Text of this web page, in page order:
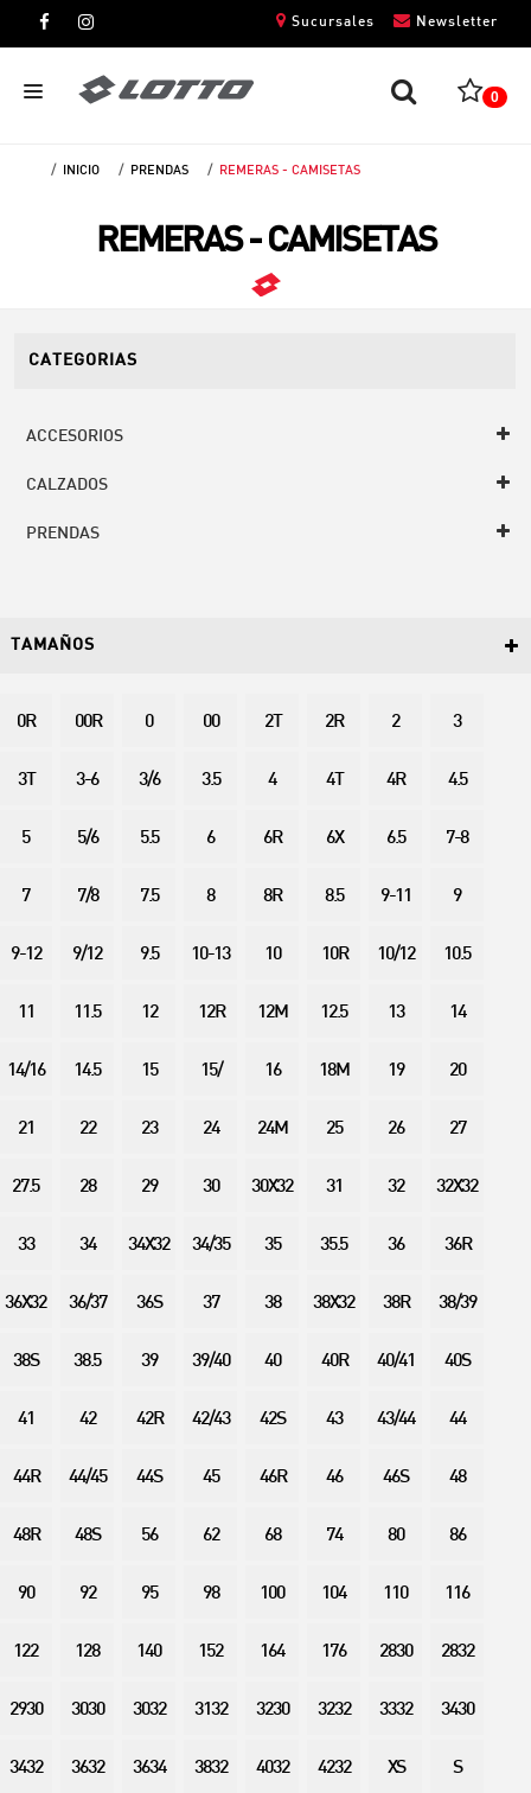
Newsletter
Sucursales
0
INICIO PRENDAS REMERAS - CAMISETAS
REMERAS - CAMISETAS
CATEGORIAS
ACCESORIOS
CALZADOS
PRENDAS
TAMAÑOS
0R 00R 0 00 2T 2R 2 3
3T 3-6 3/6 3.5 4 4T 4R 4.5
5 5/6 5.5 6 6R 6X 6.5 7-8
7 7/8 7.5 8 8R 8.5 9-11 9
9-12 9/12 9.5 10-13 10 10R 10/12 10.5
11 11.5 12 12R 12M 12.5 13 14
14/16 14.5 15 15/ 16 18M 19 20
21 22 23 24 24M 25 26 27
27.5 28 29 30 30X32 31 32 32X32
33 34 34X32 34/35 35 35.5 36 36R
36X32 36/37 36S 37 38 38X32 38R 38/39
38S 38.5 39 39/40 40 40R 40/41 40S
41 42 42R 42/43 42S 43 43/44 44
44R 44/45 44S 45 46R 46 46S 48
48R 48S 56 62 68 74 80 86
90 92 95 98 100 104 110 116
122 128 140 152 164 176 2830 2832
2930 3030 3032 3132 3230 3232 3332 3430
3432 3632 3634 3832 4032 4232 XS S